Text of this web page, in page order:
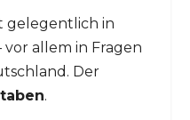
gelegentlich in
vor allem in Fragen
Der
.